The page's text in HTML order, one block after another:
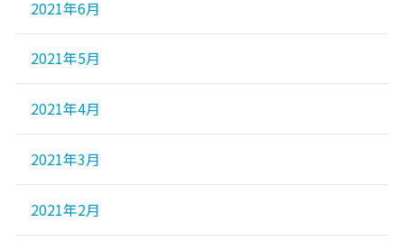
2021年6月
2021年5月
2021年4月
2021年3月
2021年2月